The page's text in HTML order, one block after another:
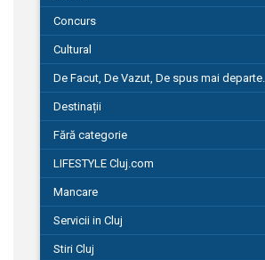
Concurs
Cultural
De Facut, De Vazut, De spus mai departe…
Destinații
Fără categorie
LIFESTYLE Cluj.com
Mancare
Servicii in Cluj
Stiri Cluj